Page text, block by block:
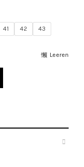
41 42
43
Leeren